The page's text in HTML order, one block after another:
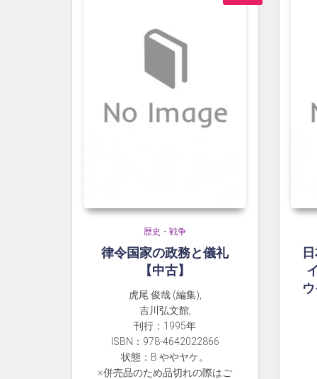
歴史・戦争
律令国家の政務と儀礼
【中古】
虎尾 俊哉 (編集),
吉川弘文館,
刊行：1995年
ISBN：978-4642022866
状態：B ややヤケ。
※併売品のため品切れの際はご